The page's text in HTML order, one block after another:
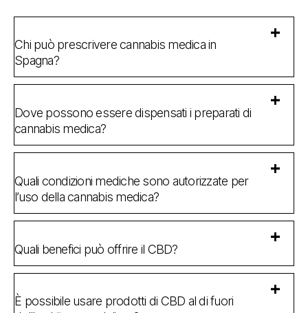
Chi può prescrivere cannabis medica in
Spagna?
Dove possono essere dispensati i preparati di
cannabis medica?
Quali condizioni mediche sono autorizzate per
l’uso della cannabis medica?
Quali benefici può offrire il CBD?
È possibile usare prodotti di CBD al di fuori